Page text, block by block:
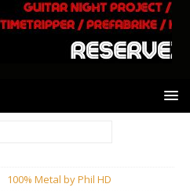
100% Metal by Phil HD